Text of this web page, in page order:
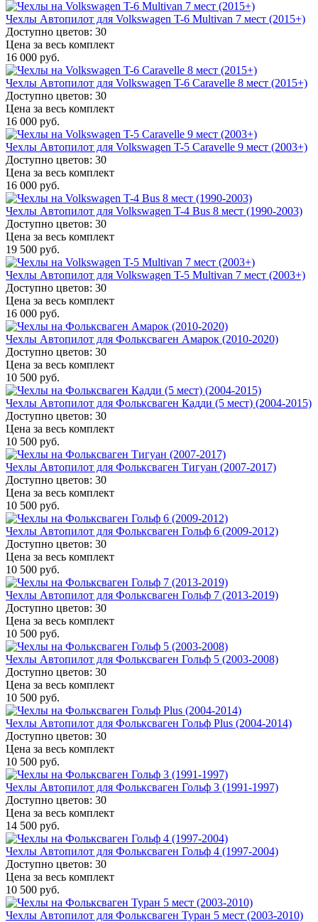
Чехлы Автопилот для Volkswagen T-6 Multivan 7 мест (2015+)
Доступно цветов: 30
Цена за весь комплект
16 000 руб.
Чехлы Автопилот для Volkswagen T-6 Caravelle 8 мест (2015+)
Доступно цветов: 30
Цена за весь комплект
16 000 руб.
Чехлы Автопилот для Volkswagen T-5 Caravelle 9 мест (2003+)
Доступно цветов: 30
Цена за весь комплект
16 000 руб.
Чехлы Автопилот для Volkswagen T-4 Bus 8 мест (1990-2003)
Доступно цветов: 30
Цена за весь комплект
19 500 руб.
Чехлы Автопилот для Volkswagen T-5 Multivan 7 мест (2003+)
Доступно цветов: 30
Цена за весь комплект
16 000 руб.
Чехлы Автопилот для Фольксваген Амарок (2010-2020)
Доступно цветов: 30
Цена за весь комплект
10 500 руб.
Чехлы Автопилот для Фольксваген Кадди (5 мест) (2004-2015)
Доступно цветов: 30
Цена за весь комплект
10 500 руб.
Чехлы Автопилот для Фольксваген Тигуан (2007-2017)
Доступно цветов: 30
Цена за весь комплект
10 500 руб.
Чехлы Автопилот для Фольксваген Гольф 6 (2009-2012)
Доступно цветов: 30
Цена за весь комплект
10 500 руб.
Чехлы Автопилот для Фольксваген Гольф 7 (2013-2019)
Доступно цветов: 30
Цена за весь комплект
10 500 руб.
Чехлы Автопилот для Фольксваген Гольф 5 (2003-2008)
Доступно цветов: 30
Цена за весь комплект
10 500 руб.
Чехлы Автопилот для Фольксваген Гольф Plus (2004-2014)
Доступно цветов: 30
Цена за весь комплект
10 500 руб.
Чехлы Автопилот для Фольксваген Гольф 3 (1991-1997)
Доступно цветов: 30
Цена за весь комплект
14 500 руб.
Чехлы Автопилот для Фольксваген Гольф 4 (1997-2004)
Доступно цветов: 30
Цена за весь комплект
10 500 руб.
Чехлы Автопилот для Фольксваген Туран 5 мест (2003-2010)